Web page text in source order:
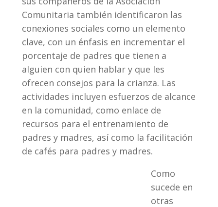
Comunitaria también identificaron las
conexiones sociales como un elemento
clave, con un énfasis en incrementar el
porcentaje de padres que tienen a
alguien con quien hablar y que les
ofrecen consejos para la crianza. Las
actividades incluyen esfuerzos de alcance
en la comunidad, como enlace de
recursos para el entrenamiento de
padres y madres, así como la facilitación
de cafés para padres y madres.
Como
sucede en
otras